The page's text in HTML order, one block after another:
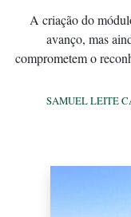
A criação do
avanço, mas
comprometem o
SAMUEL LEITE